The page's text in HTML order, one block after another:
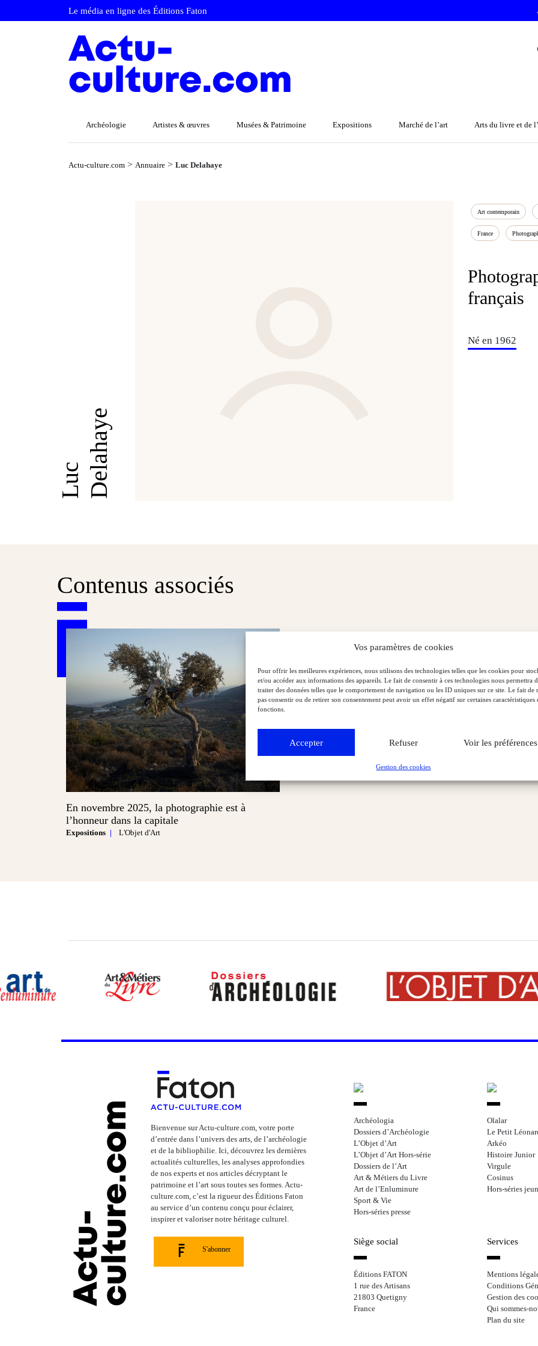
Vos paramètres de cookies
Pour offrir les meilleures expériences, nous utilisons des technologies telles que les cookies pour
et/ou accéder aux informations des appareils. Le fait de consentir à ces technologies nous permettra
traiter des données telles que le comportement de navigation ou les ID uniques sur ce site. Le fait de
pas consentir ou de retirer son consentement peut avoir un effet négatif sur certaines caractéristiques
fonctions.
Accepter Refuser Voir les préférences
Gestion des cookies
Le média en ligne des Éditions Faton
Archéologie Artistes & œuvres Musées & Patrimoine Expositions Marché de l’art Arts du livre et de
Actu-culture.com > Annuaire > Luc Delahaye
Luc Delahaye
Art contemporain
France
français
Né en 1962
Contenus associés
En novembre 2025, la photographie est à
l’honneur dans la capitale
Expositions L'Objet d'Art
Bienvenue sur Actu-culture.com, votre porte
d’entrée dans l’univers des arts, de l’archéologie
et de la bibliophilie. Ici, découvrez les dernières
actualités culturelles, les analyses approfondies
de nos experts et nos articles décryptant le
patrimoine et l’art sous toutes ses formes. Actu-
culture.com, c’est la rigueur des Éditions Faton
au service d’un contenu conçu pour éclairer,
inspirer et valoriser notre héritage culturel.
S'abonner
Archéologia
Dossiers d’Archéologie
L’Objet d’Art
L’Objet d’Art Hors-série
Dossiers de l’Art
Art & Métiers du Livre
Art de l’Enluminure
Sport & Vie
Hors-séries presse
Olalar
Le Petit
Arkéo
Histoire Junior
Virgule
Cosinus
Hors-séries
Siège social
Éditions FATON
1 rue des Artisans
21803 Quetigny
France
Services
Mentions
Conditions
Gestion des
Qui sommes-
Plan du site